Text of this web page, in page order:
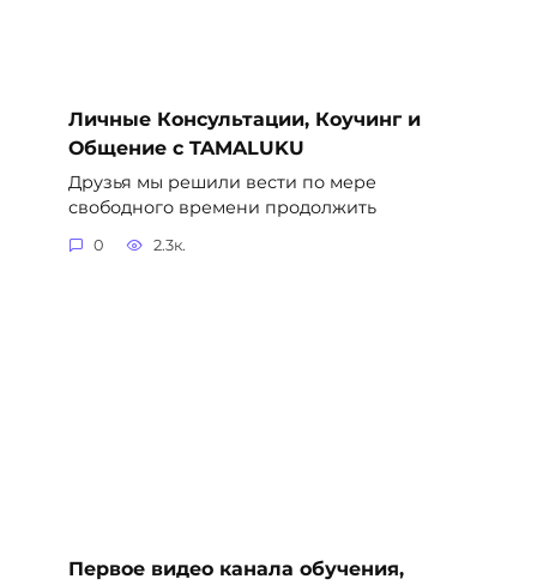
Личные Консультации, Коучинг и
Общение с TAMALUKU
Друзья мы решили вести по мере
свободного времени продолжить
0 2.3к.
Первое видео канала обучения,